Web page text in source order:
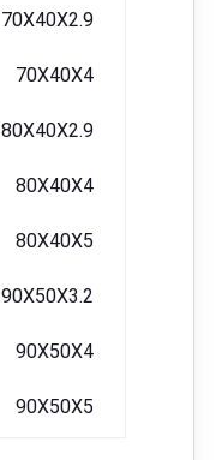
70X40X2.9
70X40X4
80X40X2.9
80X40X4
80X40X5
90X50X3.2
90X50X4
90X50X5